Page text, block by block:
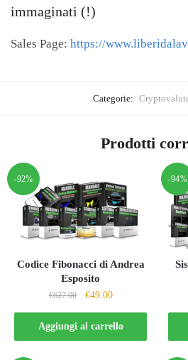
immaginati (!)
Sales Page: https://
Categorie:
Prodotti
-92%
Codice Fibonacci di Andrea
Esposito
€627.00
Il
prezzo
originale
era:
€49.00Il
prezzo
attuale
è:
Aggiungi al carrello
-94%